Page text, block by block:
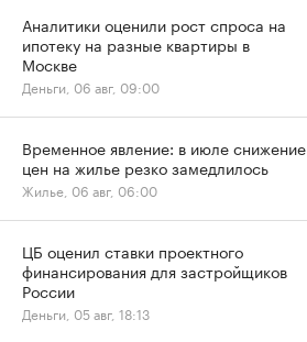
Аналитики оценили рост спроса на
ипотеку на разные квартиры в
Москве
Деньги, 06 авг, 09:00
Временное явление: в июле снижение
цен на жилье резко замедлилось
Жилье, 06 авг, 06:00
ЦБ оценил ставки проектного
финансирования для застройщиков
России
Деньги, 05 авг, 18:13